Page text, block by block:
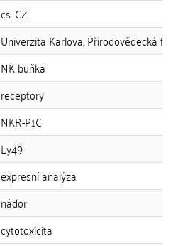
cs_CZ
Univerzita Karlova, Přírodovědecká
NK buňka
receptory
NKR-P1C
Ly49
expresní analýza
nádor
cytotoxicita